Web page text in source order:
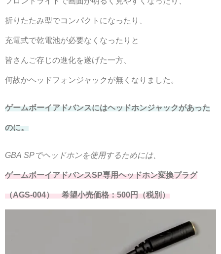
折りたたみ型でコンパクトになったり、
充電式で乾電池が必要なくなったりと
皆さんご存じの進化を遂げた一方、
何故かヘッドフォンジャックが無くなりました。
ゲームボーイアドバンスにはヘッドホンジャックがあった
のに。
GBA SPでヘッドホンを使用するためには、
ゲームボーイアドバンスSP専用ヘッドホン変換プラグ
（AGS-004） 希望小売価格：500円（税別）